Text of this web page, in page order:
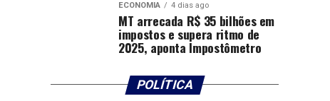
ECONOMIA 4 dias ago
MT arrecada R$ 35 bilhões em
impostos e supera ritmo de
2025, aponta Impostômetro
POLÍTICA